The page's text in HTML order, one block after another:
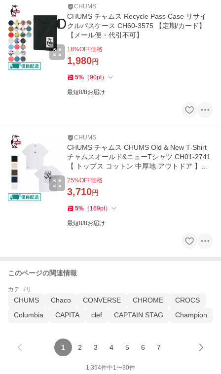
CHUMS
CHUMS チャムス Recycle Pass Case リサイ
クルパスケース CH60-3575 【定期/カード】
【メール便・代引不可】
18%OFF価格
1,980円
5% （90pt）
最短8/8お届け
CHUMS
CHUMS チャムス CHUMS Old & New T-Shirt
チャムスオールド&ニューTシャツ CH01-2741
【 トップス コットン 中厚地 アウトドア 】
25%OFF価格
3,710円
5% （ 169pt）
最短8/8お届け
このページの関連情報
カテゴリ
CHUMS Chaco CONVERSE CHROME
CROCS
Columbia
CAPITA clef CAPTAIN STAG Champion
1 2 3 4 5 6 7
1,354件中1〜30件